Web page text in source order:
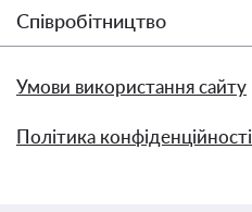
Співробітництво
Умови використання сайту
Політика конфіденційності